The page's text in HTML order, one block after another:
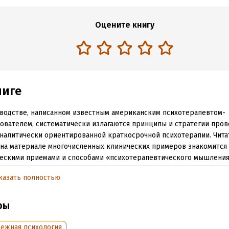
Оцените книгу
написанном известным американским психотерапевтом-
систематически излагаются принципы и стратегии
ориентированной краткосрочной психотерапии.
материале многочисленных клинических примеров знакомится
приемами и способами «психотерапевтического
в том числе методы оценки «терапевтического альянса» и
психотерапии.
полностью
психология